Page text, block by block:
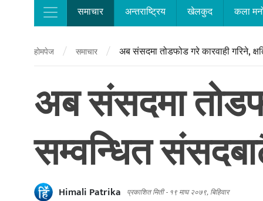
Main Navigation
समाचार अन्तराष्ट्रिय खेलकुद कला
होमपेज / समाचार / अब संसदमा तोडफोड गरे कारवाही गरिने,
अब संसदमा
सम्वन्धित
Himali Patrika प्रकाशित मिती - १९ माघ २०७९, बिहिवार